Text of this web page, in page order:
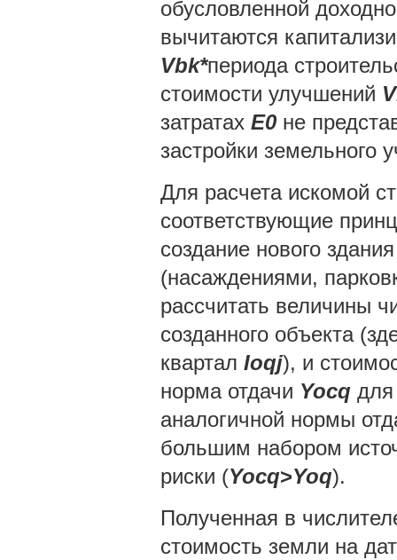
обусловленной
вычитаются
Vbk*периода
стоимости улучшений
затратах E0не
застройки земельного
Для расчета искомой
соответствующие
создание нового
(насаждениями,
рассчитать величины
созданного объекта
квартал Ioqj), и
норма отдачи Yocqдля
аналогичной нормы
большим набором
риски (Yocq>Yoq).
Полученная в
стоимость земли на